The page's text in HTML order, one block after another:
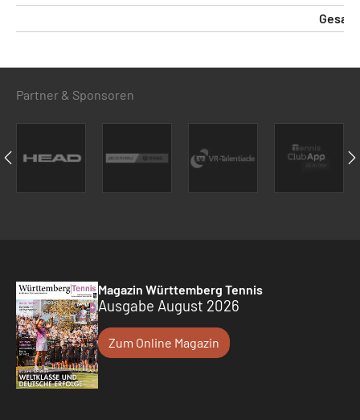
Partner & Sponsoren
Magazin Württemberg Tennis
Ausgabe August 2026
Zum Online Magazin